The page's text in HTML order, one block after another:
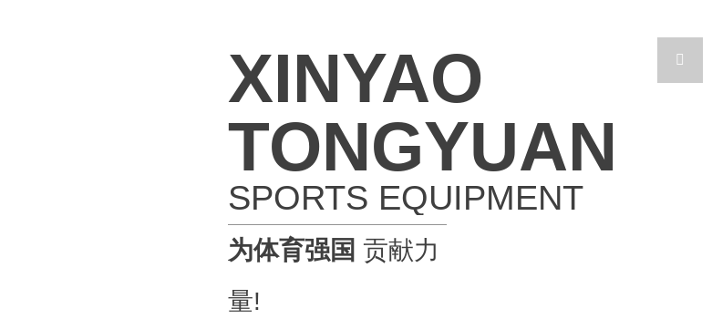
XINYAO
TONGYUAN
SPORTS EQUIPMENT
为体育强国 贡献力
量!
